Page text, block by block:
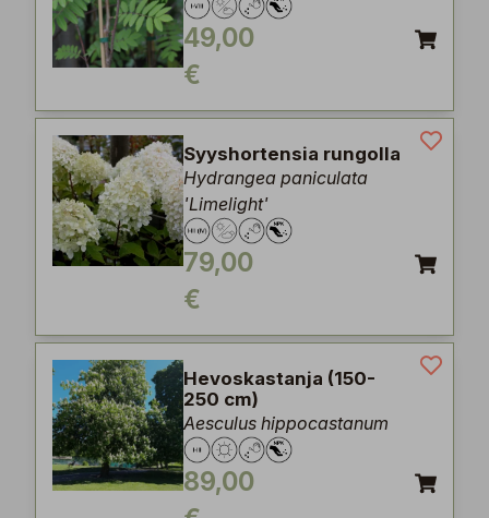
49,00
€
Syyshortensia rungolla
Hydrangea paniculata
'Limelight'
79,00
€
Hevoskastanja (150-
250 cm)
Aesculus hippocastanum
89,00